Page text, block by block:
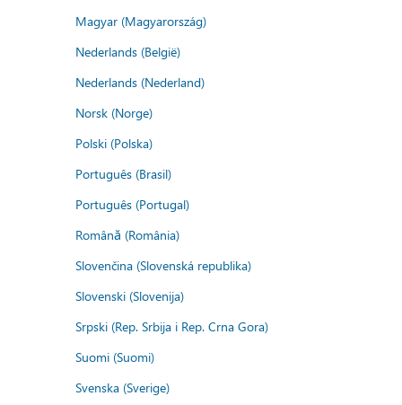
Magyar (Magyarország)
Nederlands (België)
Nederlands (Nederland)
Norsk (Norge)
Polski (Polska)
Português (Brasil)
Português (Portugal)
Română (România)
Slovenčina (Slovenská republika)
Slovenski (Slovenija)
Srpski (Rep. Srbija i Rep. Crna Gora)
Suomi (Suomi)
Svenska (Sverige)